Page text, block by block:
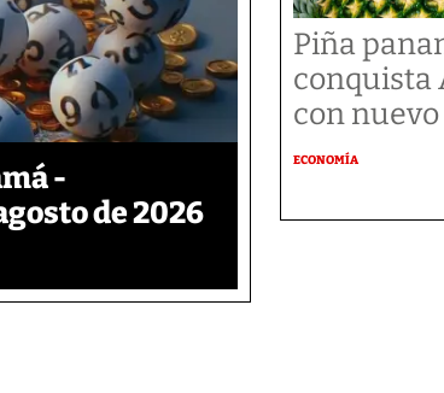
-
de 2026
Piña
conquista
con
ECONOMÍA